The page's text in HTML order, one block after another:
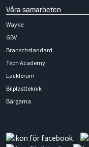
Våra samarbeten
Wayke
GBV
Branschstandard
Tech Academy
Lackforum
Bilplastteknik
Bärgarna